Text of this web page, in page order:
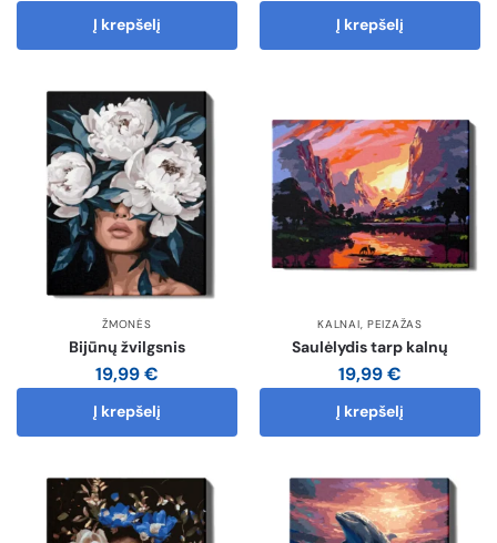
Į krepšelį Į krepšelį
ŽMONĖS
Bijūnų žvilgsnis
19,99€
Į krepšelį
KALNAI, PEIZAŽAS
Saulėlydis tarp kalnų
19,99€
Į krepšelį